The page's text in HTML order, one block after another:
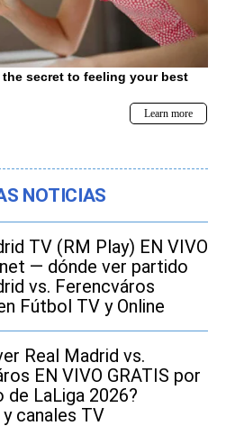
NOTICIAS
TV (RM Play) EN VIVO
— dónde ver partido
vs. Ferencváros
Fútbol TV y Online
Real Madrid vs.
EN VIVO GRATIS por
de LaLiga 2026?
canales TV